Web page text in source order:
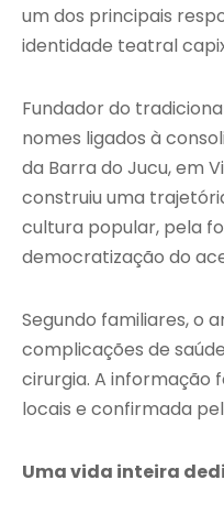
um dos principais
identidade teatral
Fundador do
nomes ligados à
da Barra do Jucu, em
construiu uma
cultura popular, pela
democratização do
Segundo familiares, o
complicações de
cirurgia. A informação
locais e confirmada
Uma vida inteira